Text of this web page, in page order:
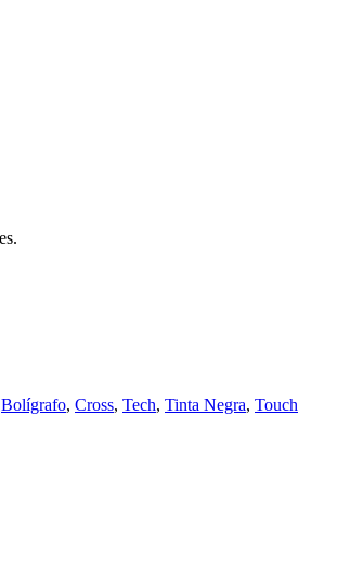
Bolígrafo, Cross, Tech, Tinta Negra, Touch